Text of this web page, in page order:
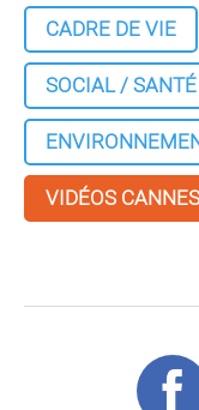
CADRE DE VIE
SOCIAL / SANTÉ
VIDÉOS